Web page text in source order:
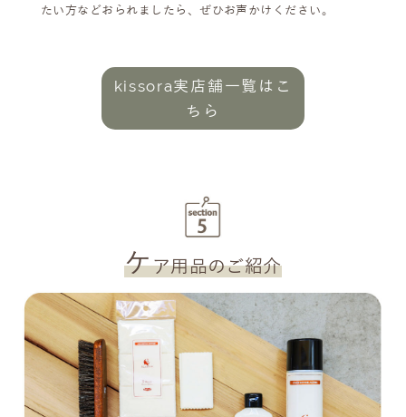
たい方などおられましたら、ぜひお声かけください。
kissora実店舗一覧はこ
ちら
ケア用品のご紹介